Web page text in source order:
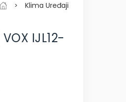
Klima Uređaji
IJL12-